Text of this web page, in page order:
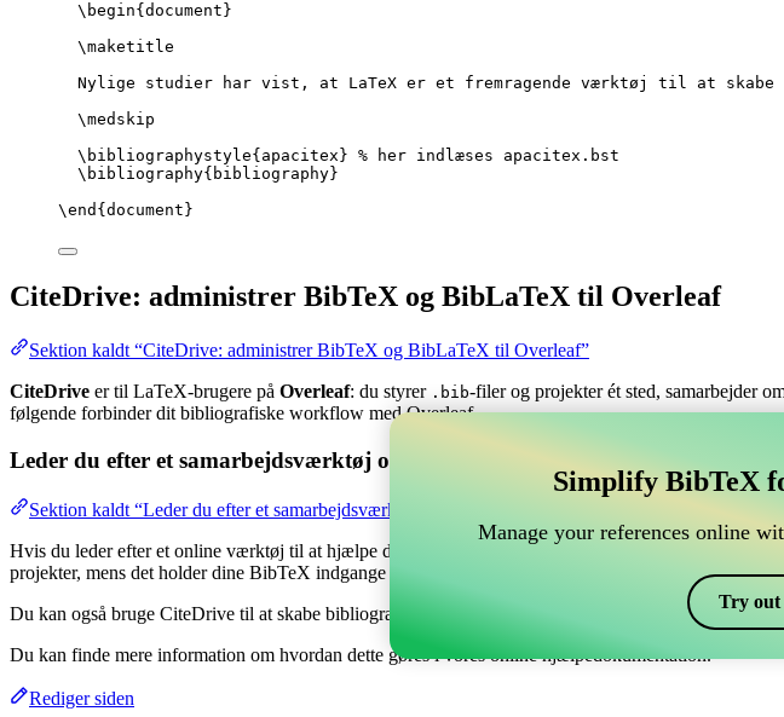
\begin{ document }
\maketitle
Nylige studier har vist, at LaTeX er et fremragende værktøj til at skabe
\medskip
\bibliographystyle{apacitex} % her indlæses apacitex.bst
\bibliography{bibliography}
\end { document }
CiteDrive: administrer BibTeX og BibLaTeX til Overleaf
Sektion kaldt “CiteDrive: administrer BibTeX og BibLaTeX til Overleaf”
CiteDrive er til LaTeX-brugere på Overleaf: du styrer .bib-filer og projekter ét sted, samarbejder
følgende forbinder dit bibliografiske workflow med Overleaf.
Leder du efter et samarbejdsværktøj online til at håndtere dine BibTeX
Sektion kaldt “Leder du efter et samarbejdsværktøj online til at håndtere dine BibTeX referencer,
Hvis du leder efter et online værktøj til at hjælpe dig med at håndtere dine referencer, citater og
projekter, mens det holder dine BibTeX indgange opdateret i dit Overleaf projekt.
Du kan også bruge CiteDrive til at skabe bibliografier og citater i forskellige stile, inklusiv apacitex.
Du kan finde mere information om hvordan dette gøres i vores online hjælpedokumentation.
Rediger siden
Simplify BibTeX
Manage your references online
Try out